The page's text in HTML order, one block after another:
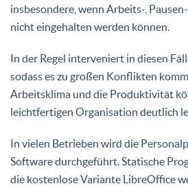
insbesondere, wenn Arbeits-,
nicht eingehalten werden können.
In der Regel interveniert in diesen
sodass es zu großen Konflikten
Arbeitsklima und die Produktivität
leichtfertigen Organisation deutlich
In vielen Betrieben wird die
Software durchgeführt. Statische
die kostenlose Variante LibreOffice